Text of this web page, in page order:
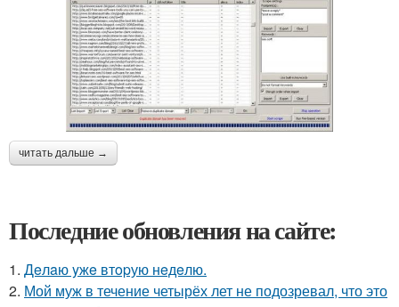
читать дальше →
Последние обновления на сайте:
1. Дeлaю yжe втopую нeдeлю.
2. Мой муж в течение четырёх лет не подозревал, что это